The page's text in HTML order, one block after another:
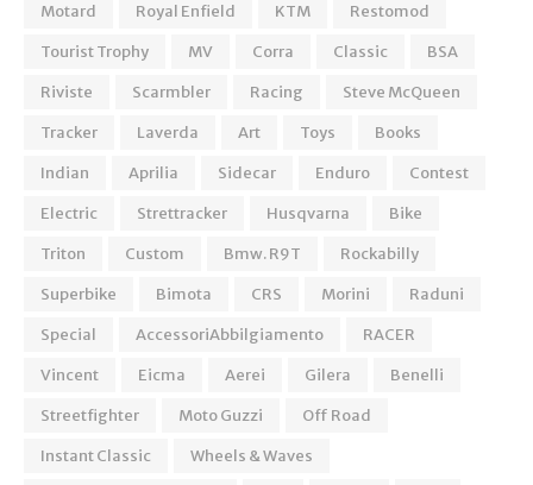
Motard
Royal Enfield KTM
Restomod
Tourist Trophy
MV Corra Classic
BSA
Riviste
Scarmbler Racing
Steve McQueen
Tracker
Laverda Art Toys
Books
Indian
Aprilia Sidecar Enduro
Contest
Electric
Strettracker Husqvarna
Bike
Triton
Custom Bmw. R9T
Rockabilly
Superbike
Bimota CRS Morini
Raduni
Special
AccessoriAbbilgiamento
RACER
Vincent
Eicma Aerei Gilera
Benelli
Streetfighter
Moto Guzzi
Off Road
Instant Classic
Wheels & Waves